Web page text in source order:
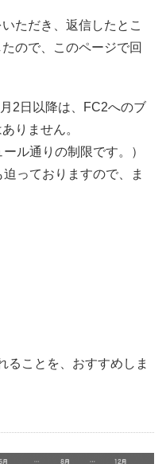
ただき、返信したとこ
ので、このページで回
2日以降は、FC2へのブ
りません。
ル通りの制限です。）
っておりますので、ま
ることを、おすすめしま